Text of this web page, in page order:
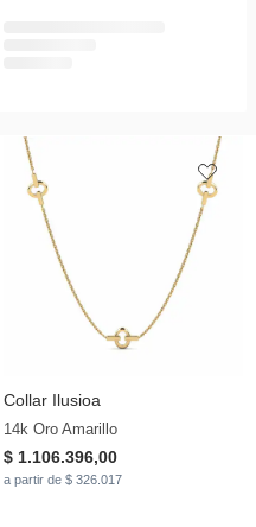
Collar Ilusioa
14k Oro Amarillo
$ 1.106.396,00
a partir de $ 326.017